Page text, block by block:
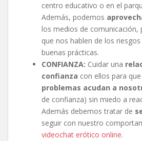
centro educativo o en el
Además, podemos
los medios de comunicación,
que nos hablen de los
buenas prácticas.
CONFIANZA: Cuidar una
confianza con ellos para que
problemas acudan a
de confianza) sin miedo a
Además debemos tratar de
seguir con nuestro
videochat erótico online.